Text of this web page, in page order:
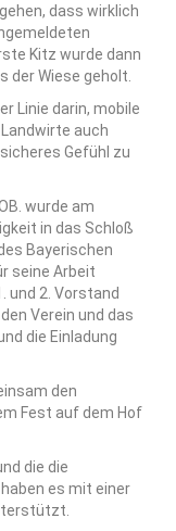
dass wirklich
Kitz wurde dann
der Wiese geholt.
Linie darin, mobile
auch
Gefühl zu
wurde am
in das Schloß
Bayerischen
seine Arbeit
und 2. Vorstand
Verein und das
die Einladung
den
Fest auf dem Hof
die die
es mit einer